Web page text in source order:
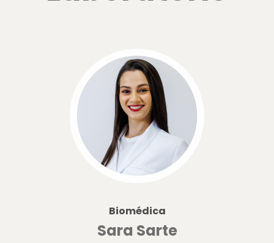
Biomédica
Sara Sarte